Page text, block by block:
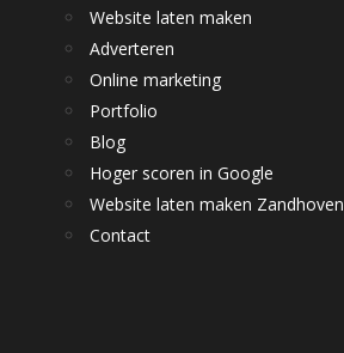
Website laten maken
Adverteren
Online marketing
Portfolio
Blog
Hoger scoren in Google
Website laten maken Zandhoven
Contact